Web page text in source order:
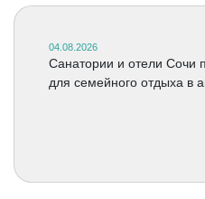
04.08.2026
Санатории и отели Сочи
для семейного отдыха в